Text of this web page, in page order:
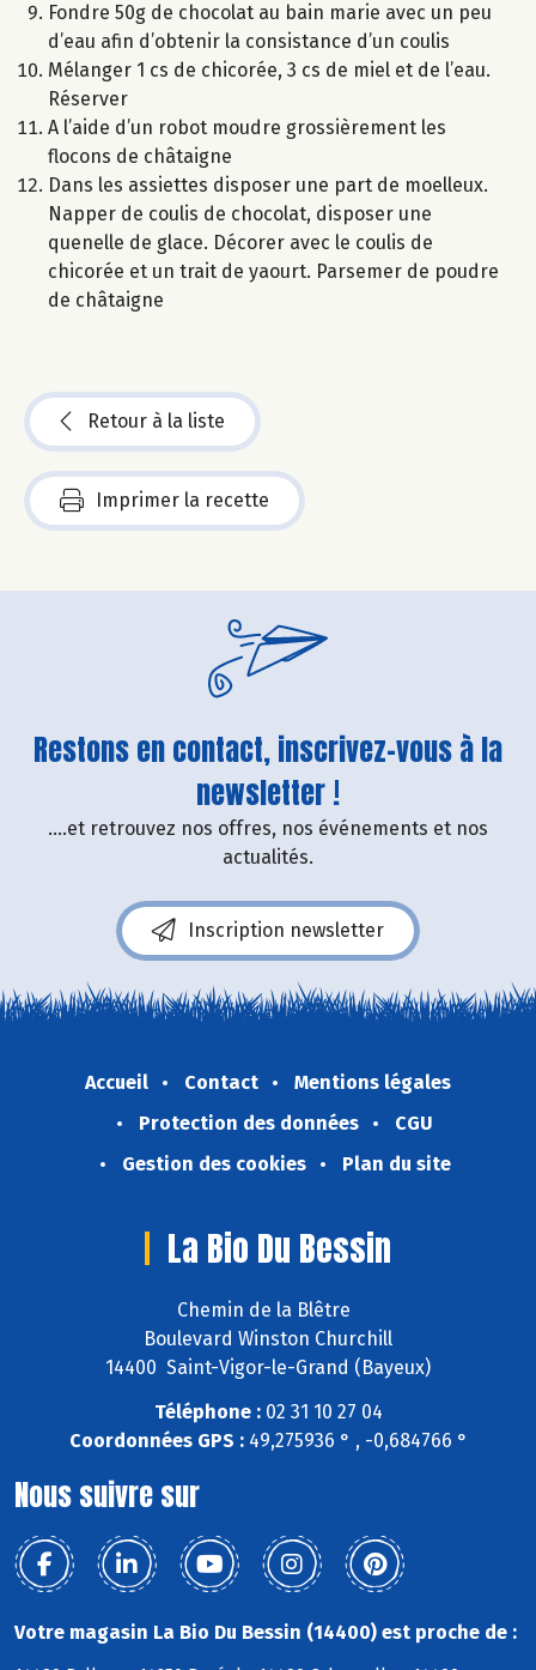
Fondre 50g de chocolat au bain marie avec un peu
d’eau afin d’obtenir la consistance d’un coulis
Mélanger 1 cs de chicorée, 3 cs de miel et de l’eau.
Réserver
A l’aide d’un robot moudre grossièrement les
flocons de châtaigne
Dans les assiettes disposer une part de moelleux.
Napper de coulis de chocolat, disposer une
quenelle de glace. Décorer avec le coulis de
chicorée et un trait de yaourt. Parsemer de poudre
de châtaigne
Retour à la liste
Imprimer la recette
Restons en contact, inscrivez-vous à la
newsletter !
....et retrouvez nos offres, nos événements et nos
actualités.
Inscription newsletter
Accueil Contact
Mentions légales
Protection des données
CGU
Gestion des cookies
Plan du site
La Bio Du Bessin
Chemin de la Blêtre
Boulevard Winston Churchill
14400 Saint-Vigor-le-Grand (Bayeux)
Téléphone :02 31 10 27 04
Coordonnées GPS :49,275936 ° , -0,684766 °
Nous suivre sur
Votre magasin La Bio Du Bessin (14400) est proche de :